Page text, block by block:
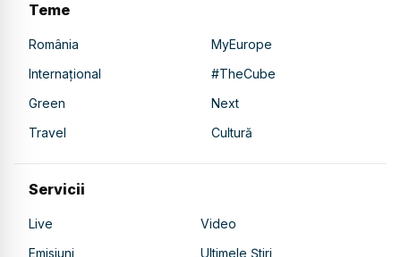
Teme
România
MyEurope
Internațional
#TheCube
Green
Next
Travel
Cultură
Servicii
Live
Video
Emisiuni
Ultimele Știri